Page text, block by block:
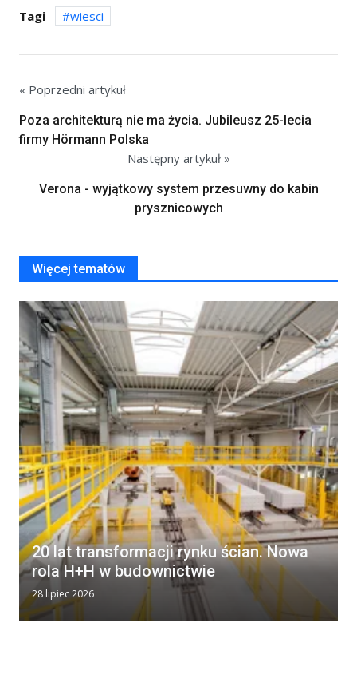
Tagi wiesci
« Poprzedni artykuł
Poza architekturą nie ma życia. Jubileusz 25-lecia
firmy Hörmann Polska
Następny artykuł »
Verona - wyjątkowy system przesuwny do kabin
prysznicowych
Więcej tematów
20 lat transformacji rynku ścian. Nowa
rola H+H w budownictwie
28 lipiec 2026